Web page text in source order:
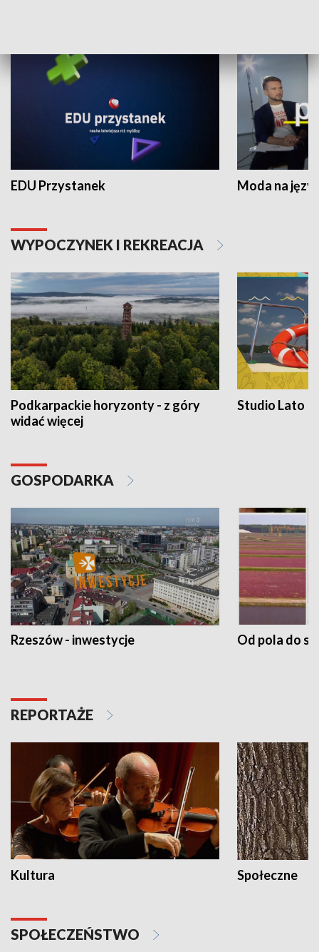
EDU Przystanek Moda na
WYPOCZYNEK I REKREACJA
Podkarpackie horyzonty - z góry
widać więcej
Studio Lato
GOSPODARKA
Rzeszów - inwestycje Od pola do
REPORTAŻE
Kultura Społeczne
SPOŁECZEŃSTWO